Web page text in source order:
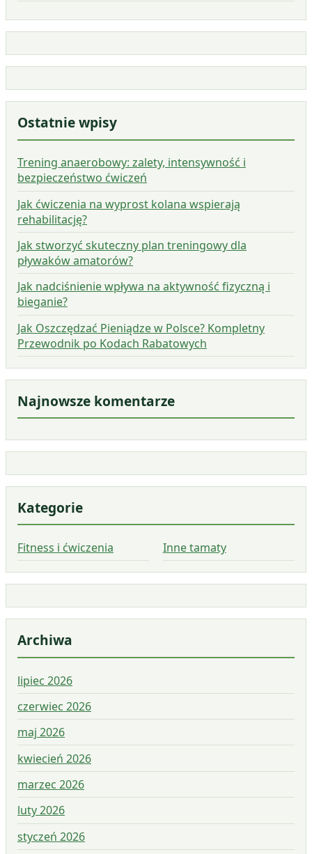
Ostatnie wpisy
Trening anaerobowy: zalety, intensywność i
bezpieczeństwo ćwiczeń
Jak ćwiczenia na wyprost kolana wspierają
rehabilitację?
Jak stworzyć skuteczny plan treningowy dla
pływaków amatorów?
Jak nadciśnienie wpływa na aktywność fizyczną i
bieganie?
Jak Oszczędzać Pieniądze w Polsce? Kompletny
Przewodnik po Kodach Rabatowych
Najnowsze komentarze
Kategorie
Fitness i ćwiczenia Inne tamaty
Archiwa
lipiec 2026
czerwiec 2026
maj 2026
kwiecień 2026
marzec 2026
luty 2026
styczeń 2026